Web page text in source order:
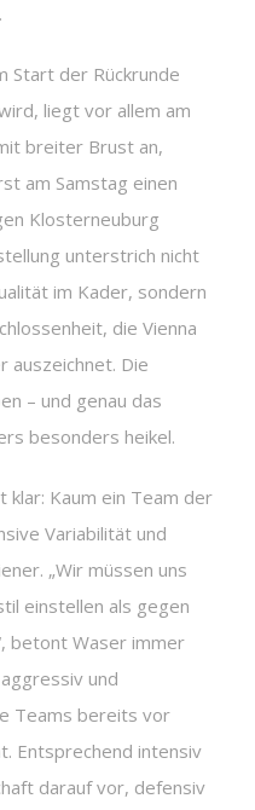
Start der Rückrunde
liegt vor allem am
breiter Brust an,
am Samstag einen
Klosterneuburg
unterstrich nicht
im Kader, sondern
die Vienna
auszeichnet. Die
– und genau das
besonders heikel.
klar: Kaum ein Team der
Variabilität und
„Wir müssen uns
einstellen als gegen
betont Waser immer
und
Teams bereits vor
Entsprechend intensiv
darauf vor, defensiv